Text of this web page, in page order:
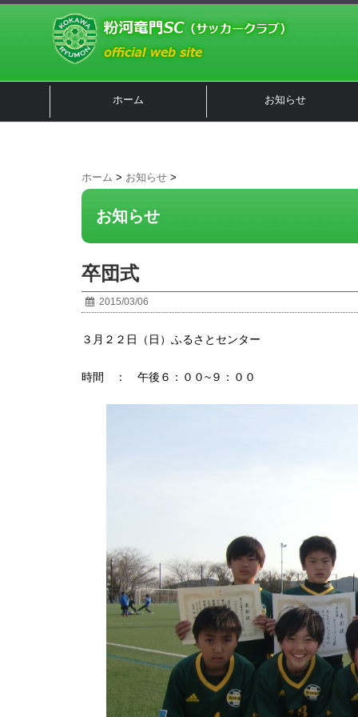
ホーム お知らせ
ホーム > お知らせ >
お知らせ
卒団式
2015/03/06
３月２２日（日）ふるさとセンター
時間 ： 午後６：００~９：００